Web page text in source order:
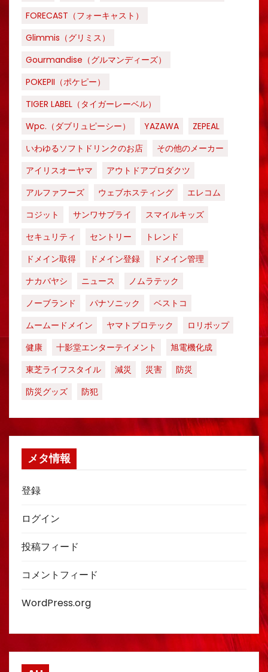
FORECAST（フォーキャスト）
Glimmis（グリミス）
Gourmandise（グルマンディーズ）
POKEPII（ポケピー）
TIGER LABEL（タイガーレーベル）
Wpc.（ダブリュピーシー）
YAZAWA
ZEPEAL
いわゆるソフトドリンクのお店
その他のメーカー
アイリスオーヤマ
アウトドアプロダクツ
アルファフーズ
ウェブホスティング
エレコム
コジット
サンワサプライ
スマイルキッズ
セキュリティ
セントリー
トレンド
ドメイン取得
ドメイン登録
ドメイン管理
ナカバヤシ
ニュース
ノムラテック
ノーブランド
パナソニック
ベストコ
ムームードメイン
ヤマトプロテック
ロリポップ
健康
十影堂エンターテイメント
旭電機化成
東芝ライフスタイル
減災 災害
防災
防災グッズ
防犯
メタ情報
登録
ログイン
投稿フィード
コメントフィード
WordPress.org